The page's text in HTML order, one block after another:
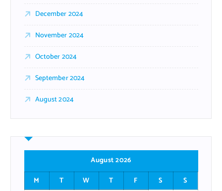
December 2024
November 2024
October 2024
September 2024
August 2024
August 2026
M
T W T F S S